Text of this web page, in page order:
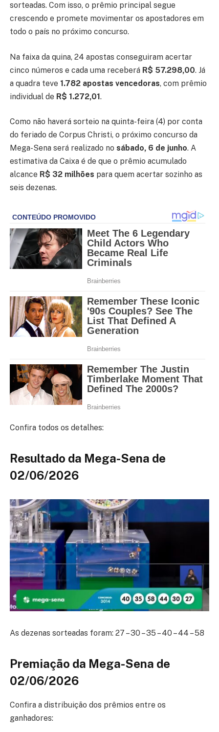
sorteadas. Com isso, o prêmio principal segue
crescendo e promete movimentar os apostadores em
todo o país no próximo concurso.
Na faixa da quina, 24 apostas conseguiram acertar
cinco números e cada uma receberá R$ 57.298,00. Já
a quadra teve 1.782 apostas vencedoras, com prêmio
individual de R$ 1.272,01.
Como não haverá sorteio na quinta-feira (4) por conta
do feriado de Corpus Christi, o próximo concurso da
Mega-Sena será realizado no sábado, 6 de junho. A
estimativa da Caixa é de que o prêmio acumulado
alcance R$ 32 milhões para quem acertar sozinho as
seis dezenas.
Confira todos os detalhes:
Resultado da Mega-Sena de
02/06/2026
As dezenas sorteadas foram: 27 – 30 – 35 – 40 – 44 – 58
Premiação da Mega-Sena de
02/06/2026
Confira a distribuição dos prêmios entre os
ganhadores: